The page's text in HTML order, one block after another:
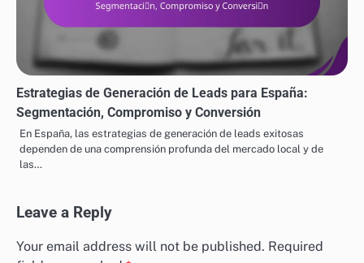
Estrategias de Generación de Leads para España:
Segmentación, Compromiso y Conversión
En España, las estrategias de generación de leads exitosas
dependen de una comprensión profunda del mercado local y de
las…
Leave a Reply
Your email address will not be published. Required